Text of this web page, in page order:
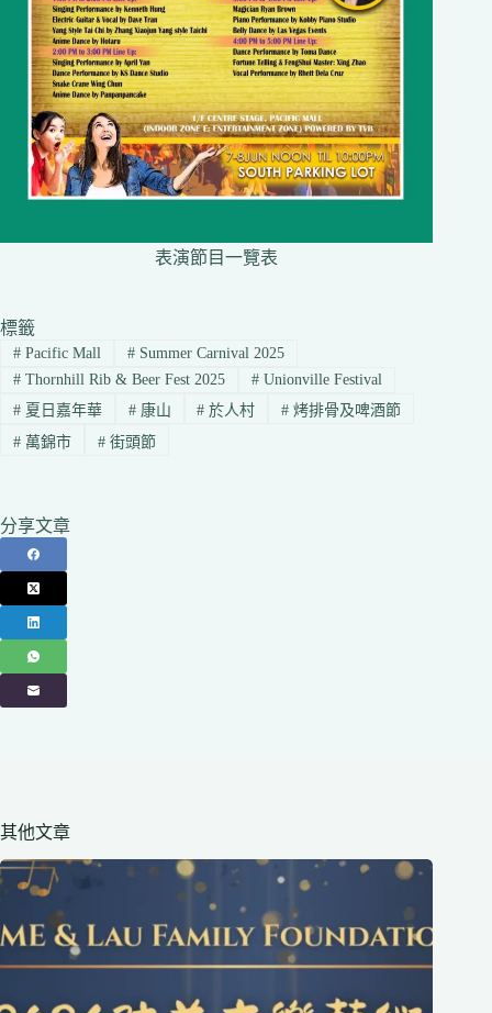
表演節目一覽表
標籤
#Pacific Mall #Summer Carnival 2025
#Thornhill Rib & Beer Fest 2025 #Unionville Festival
#夏日嘉年華 #康山 # 於人村 # 烤排骨及啤酒節
#萬錦市 #街頭節
分享文章
其他文章